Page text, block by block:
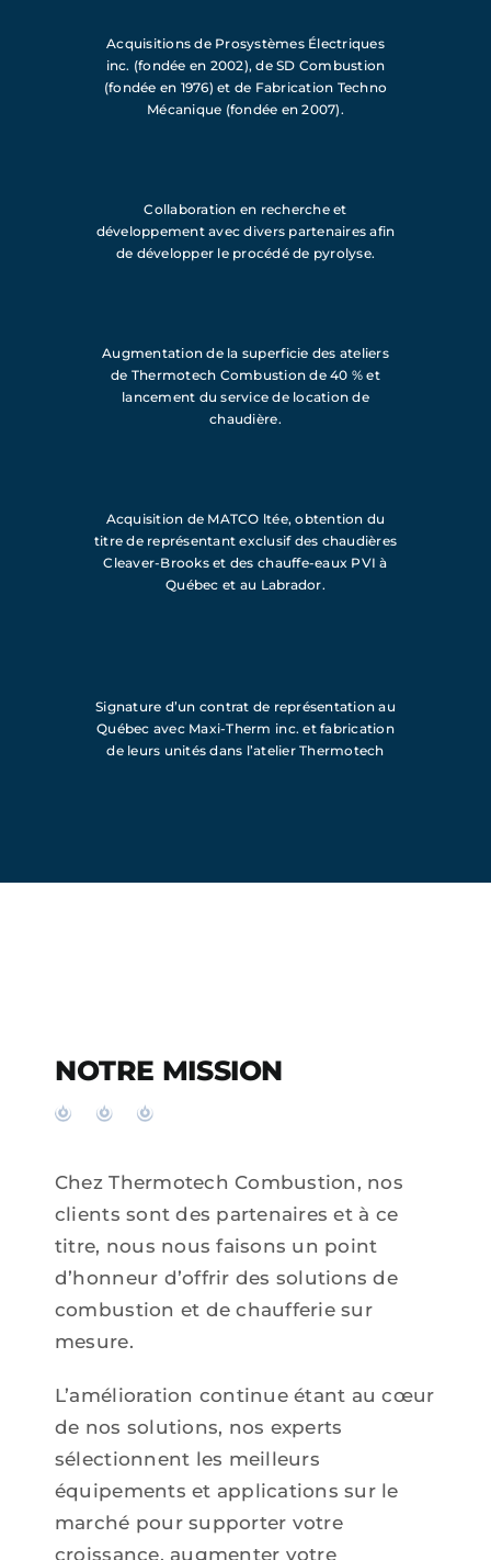
Acquisitions de Prosystèmes Électriques
inc. (fondée en 2002), de SD Combustion
(fondée en 1976) et de Fabrication Techno
Mécanique (fondée en 2007).
Collaboration en recherche et
développement avec divers partenaires afin
de développer le procédé de pyrolyse.
Augmentation de la superficie des ateliers
de Thermotech Combustion de 40 % et
lancement du service de location de
chaudière.
Acquisition de MATCO ltée, obtention du
titre de représentant exclusif des chaudières
Cleaver-Brooks et des chauffe-eaux PVI à
Québec et au Labrador.
Signature d’un contrat de représentation au
Québec avec Maxi-Therm inc. et fabrication
de leurs unités dans l’atelier Thermotech
NOTRE MISSION
Chez Thermotech Combustion, nos
clients sont des partenaires et à ce
titre, nous nous faisons un point
d’honneur d’offrir des solutions de
combustion et de chaufferie sur
mesure.
L’amélioration continue étant au cœur
de nos solutions, nos experts
sélectionnent les meilleurs
équipements et applications sur le
marché pour supporter votre
croissance, augmenter votre